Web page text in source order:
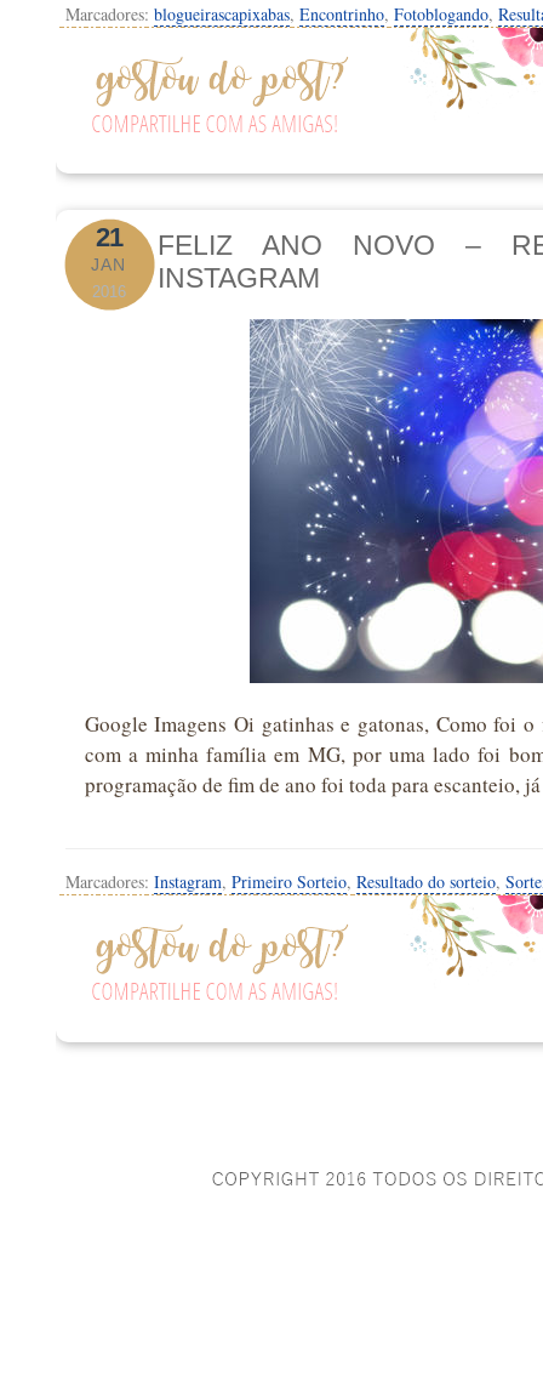
Marcadores: blogueirascapixabas, Encontrinho, Fotoblogando,
21
JAN
2016
FELIZ ANO NOVO –
INSTAGRAM
Google Imagens Oi gatinhas e gatonas, Como foi
com a minha família em MG, por uma lado foi
programação de fim de ano foi toda para escanteio,
Marcadores: Instagram, Primeiro Sorteio, Resultado do sorteio,